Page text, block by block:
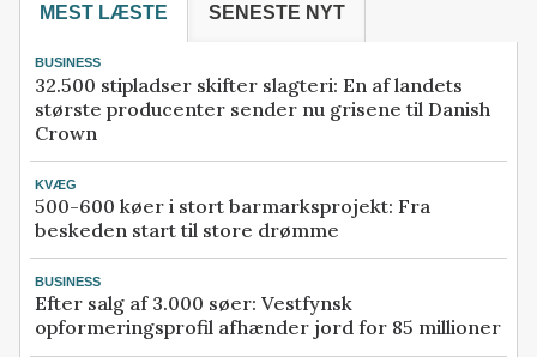
MEST LÆSTE SENESTE NYT
BUSINESS
32.500 stipladser skifter slagteri: En af landets
største producenter sender nu grisene til Danish
Crown
KVÆG
500-600 køer i stort barmarksprojekt: Fra
beskeden start til store drømme
BUSINESS
Efter salg af 3.000 søer: Vestfynsk
opformeringsprofil afhænder jord for 85 millioner